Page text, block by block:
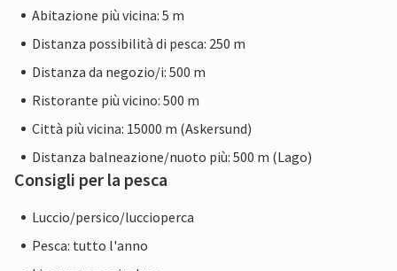
Abitazione più vicina: 5 m
Distanza possibilità di pesca: 250 m
Distanza da negozio/i: 500 m
Ristorante più vicino: 500 m
Città più vicina: 15000 m (Askersund)
Distanza balneazione/nuoto più: 500 m (Lago)
Consigli per la pesca
Luccio/persico/luccioperca
Pesca: tutto l'anno